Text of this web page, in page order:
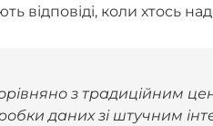
відповіді, коли хтось
з традиційним
даних зі штучним